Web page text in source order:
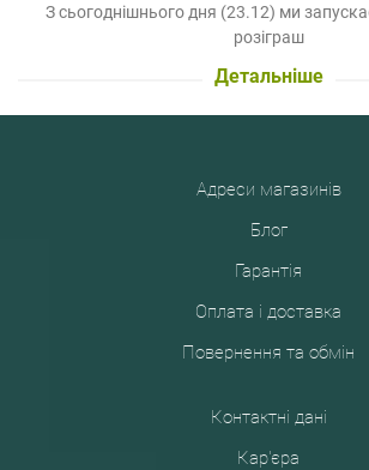
З сьогоднішнього дня (23.12) ми
розіграш
Детальніше
Адреси магазинів
Блог
Гарантія
Оплата і доставка
Повернення та обмін
Контактні дані
Кар'єра